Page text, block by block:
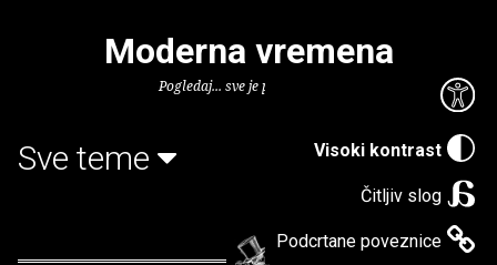
Visoki kontrast
Čitljiv slog
Podcrtane poveznice
Moderna vremena
Pogledaj... sve je puno knjiga.
Sve teme